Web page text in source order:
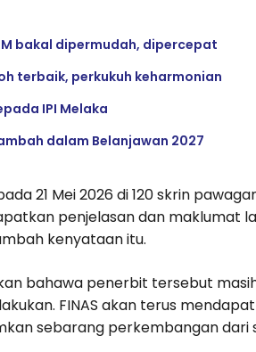
bakal dipermudah, dipercepat
terbaik, perkukuh keharmonian
IPI Melaka
dalam Belanjawan 2027
21 Mei 2026 di 120 skrin
penjelasan dan maklumat
kenyataan itu.
bahawa penerbit tersebut
FINAS akan terus
sebarang perkembangan dari